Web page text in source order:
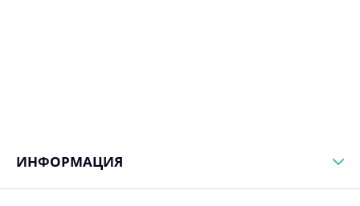
ИНФОРМАЦИЯ